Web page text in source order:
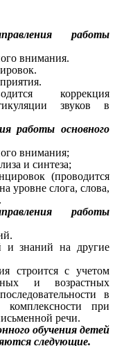
работы
внимания.
коррекция
звуков в
работы основного
внимания;
и синтеза;
(проводится
уровне слога, слова,
работы
и знаний на другие
строится с учетом
и возрастных
в
комплексности при
речи.
обучения детей
следующие.